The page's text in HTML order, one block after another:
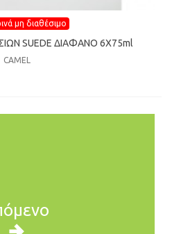
μη διαθέσιμο
SUEDE ΔΙΑΦΑΝΟ 6Χ75ml
CAMEL